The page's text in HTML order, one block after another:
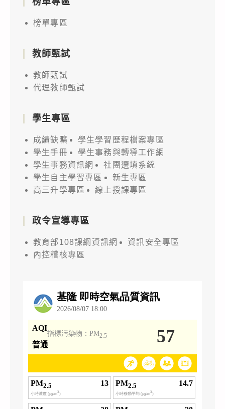
榜單專區
教師甄試
教師甄試
代理教師甄試
學生專區
成績缺曠
學生學習歷程檔案專區
學生手冊
學生事務與轉導工作網
學生事務資訊網
社團選填系統
學生自主學習專區
新生專區
高三升學專區
線上授課專區
政令宣導專區
教育部108課綱資訊網
資訊安全專區
內控稽核專區